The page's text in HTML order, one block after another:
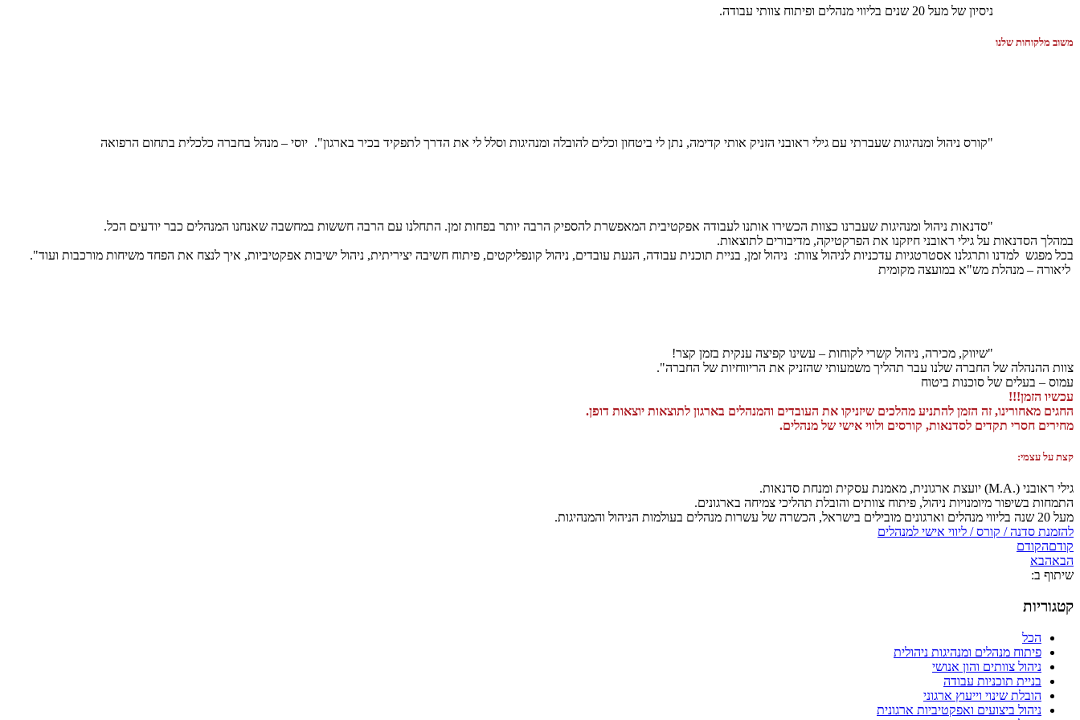
ניסיון של מעל 20 שנים בליווי מנהלים ופיתוח צוותי עבודה.
משוב מלקוחות שלנו
"קורס ניהול ומנהיגות שעברתי עם גילי ראובני הזניק אותי קדימה, נתן לי ביטחון וכלים להובלה ומנהיגות וסלל לי את הדרך לתפקיד בכיר בארגון". יוסי – מנהל בחברה כלכלית בתחום הרפואה
"סדנאות ניהול ומנהיגות שעברנו כצוות הכשירו אותנו לעבודה אפקטיבית המאפשרת להספיק הרבה יותר בפחות זמן. התחלנו עם הרבה חששות במחשבה שאנחנו המנהלים כבר יודעים הכל.
במהלך הסדנאות על גילי ראובני חיזקנו את הפרקטיקה, מדיבורים לתוצאות.
בכל מפגש למדנו ותרגלנו אסטרטגיות עדכניות לניהול צוות: ניהול זמן, בניית תוכנית עבודה, הנעת עובדים, ניהול קונפליקטים, פיתוח חשיבה יציריתית, ניהול ישיבות אפקטיביות, איך לנצח את הפחד משיחות מורכבות ועוד".
ליאורה – מנהלת מש"א במועצה מקומית
"שיווק, מכירה, ניהול קשרי לקוחות – עשינו קפיצה ענקית בזמן קצר!
צוות ההנהלה של החברה שלנו עבר תהליך משמעותי שהזניק את הריווחיות של החברה".
עמוס – בעלים של סוכנות ביטוח
עכשיו הזמן!!!
החגים מאחורינו, זה הזמן להתניע מהלכים שיזניקו את העובדים והמנהלים בארגון לתוצאות יוצאות דופן.
מחירים חסרי תקדים לסדנאות, קורסים ולווי אישי של מנהלים.
קצת על עצמי:
גילי ראובני (M.A.) יועצת ארגונית, מאמנת עסקית ומנחת סדנאות.
התמחות בשיפור מיומנויות ניהול, פיתוח צוותים והובלת תהליכי צמיחה בארגונים.
מעל 20 שנה בליווי מנהלים וארגונים מובילים בישראל, הכשרה של עשרות מנהלים בעולמות הניהול והמנהיגות.
להזמנת סדנה / קורס / ליווי אישי למנהלים
קודםהקודם
הבאהבא
שיתוף ב:
קטגוריות
הכל
פיתוח מנהלים ומנהיגות ניהולית
ניהול צוותים והון אנושי
בניית תוכניות עבודה
הובלת שינוי וייעוץ ארגוני
ניהול ביצועים ואפקטיביות ארגונית